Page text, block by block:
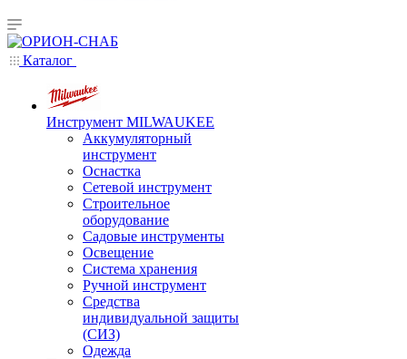
Каталог
Инструмент MILWAUKEE
Аккумуляторный
инструмент
Оснастка
Сетевой инструмент
Строительное
оборудование
Садовые инструменты
Освещение
Система хранения
Ручной инструмент
Средства
индивидуальной защиты
(СИЗ)
Одежда